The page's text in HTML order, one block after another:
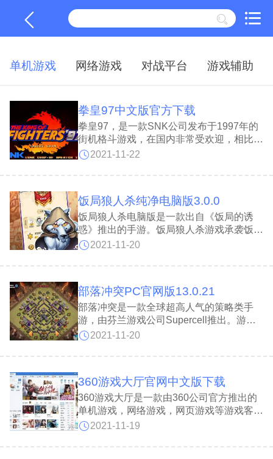
单机游戏 网络游戏 对战平台 游戏辅助
拳皇97中文版官方下载
拳皇97，是一款SNK公司发布于1997年的
街机格斗游戏，在国内非常受欢迎，相比拳
皇前三个版本各方面均有较大改进，是拳皇
受欢迎，直至今日，KOF97在全国各地街
畅、功能贴心、带给玩家真实的体验，独有
的简化指令也让游戏中有了更多快乐。
2021-11-22
饭局狼人杀纯净电脑版3.0.0
饭局狼人杀电脑版是一款出自《饭局的诱
惑》推出的手游。饭局狼人杀游戏承袭饭局
一贯的娱乐精神，饭局狼人杀游戏把节目同
戏致力为广大节目迷及游戏爱好者提供有趣
2021-11-20
部落冲突PC官网版13.0.21
部落冲突是一款全球超高人气的策略类手
游，由芬兰游戏公司Supercell推出。游戏
兼具攻、守城及养成元素，玩家于一开始时
营”、“金矿”、“兵营”以及各750点的“圣
式让玩家了解此游戏的建造、升级、提速及
解锁的方式。随着游戏的进行，到了后期重
心将会由单人模式移至多人模式。打资源、
升大本，一起战斗一起嗨!
2021-11-20
360游戏大厅官网中文版下载
360游戏大厅是一款由360公司官方推出的
单机游戏，网络游戏，网页游戏等游戏客户
端。360游戏大厅支持小号多开的功能，同
在玩游戏的过程中加速电脑的运行速度。本
2021-11-19